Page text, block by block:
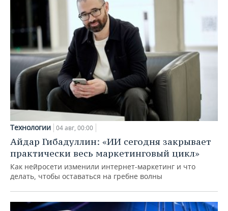
Технологии 04 авг, 00:00
Айдар Гибадуллин: «ИИ сегодня закрывает
практически весь маркетинговый цикл»
Как нейросети изменили интернет-маркетинг и что
делать, чтобы оставаться на гребне волны